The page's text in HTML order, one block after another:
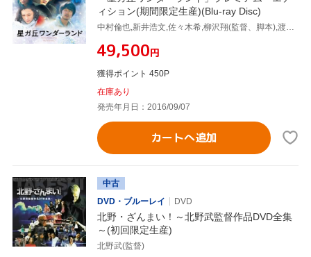
ィション(期間限定生産)(Blu-ray Disc)
中村倫也,新井浩文,佐々木希,柳沢翔(監督、脚本),渡邊崇(音楽)
¥49,500円
獲得ポイント 450P
在庫あり
発売年月日：2016/09/07
カートへ追加
中古
DVD・ブルーレイ
DVD
北野・ざんまい！～北野武監督作品DVD全集
～(初回限定生産)
北野武(監督)